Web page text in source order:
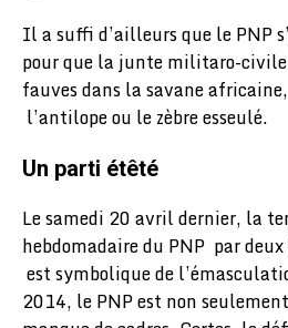
Il a suffi d’ailleurs que le PNP
pour que la junte militaro-
fauves dans la savane
l’antilope ou le zèbre esseulé.
Un parti étêté
Le samedi 20 avril dernier, la
hebdomadaire du PNP par
est symbolique de
2014, le PNP est non